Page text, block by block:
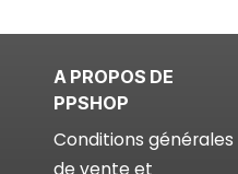
A PROPOS DE
PPSHOP
Conditions générales